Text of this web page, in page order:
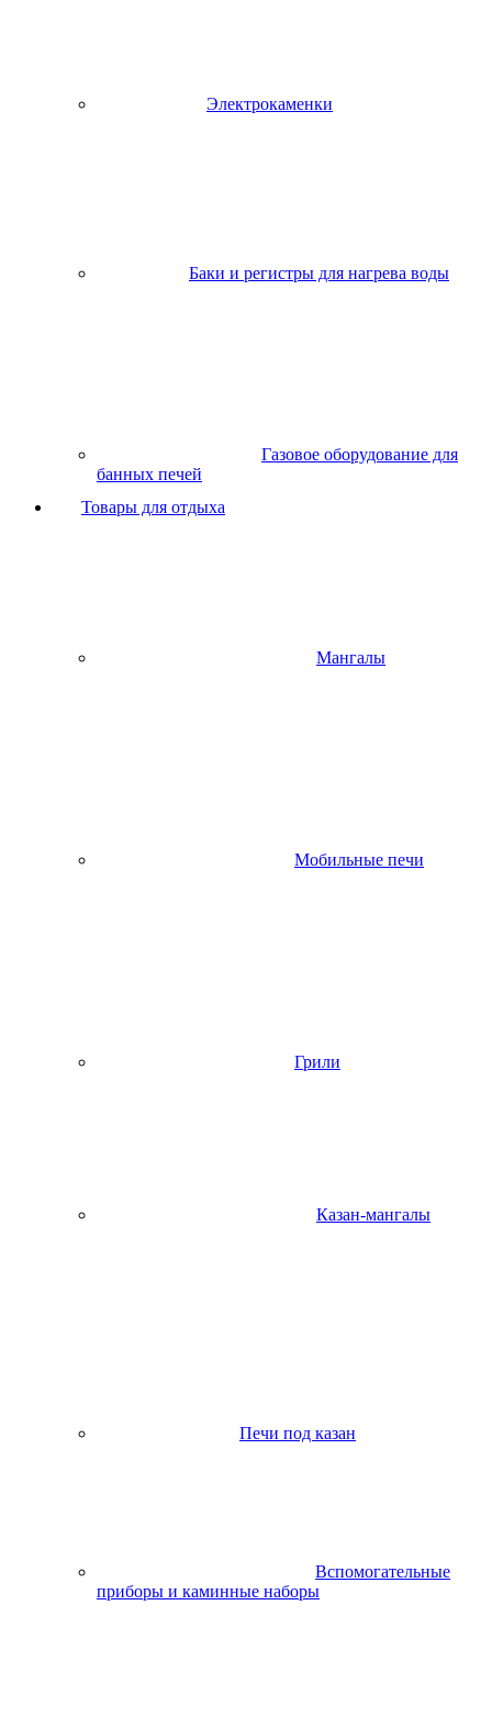
Электрокаменки
Баки и регистры для нагрева воды
Газовое оборудование для
банных печей
Товары для отдыха
Мангалы
Мобильные печи
Грили
Казан-мангалы
Печи под казан
Вспомогательные
приборы и каминные наборы